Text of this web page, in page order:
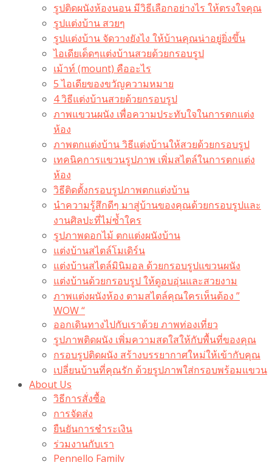
รูปติดผนังห้องนอน มีวิธีเลือกอย่างไร ให้ตรงใจคุณ
รูปแต่งบ้าน สวยๆ
รูปแต่งบ้าน จัดวางยังไง ให้บ้านคุณน่าอยู่ยิ่งขึ้น
ไอเดียเด็ดๆแต่งบ้านสวยด้วยกรอบรูป
เม้าท์ (mount) คืออะไร​
5 ไอเดียของขวัญความหมาย
4 วิธีแต่งบ้านสวยด้วยกรอบรูป
ภาพแขวนผนัง เพื่อความประทับใจในการตกแต่ง
ห้อง
ภาพตกแต่งบ้าน วิธีแต่งบ้านให้สวยด้วยกรอบรูป
เทคนิคการแขวนรูปภาพ เพิ่มสไตล์ในการตกแต่ง
ห้อง
วิธีติดตั้งกรอบรูปภาพตกแต่งบ้าน
นำความรู้สึกดีๆ มาสู่บ้านของคุณด้วยกรอบรูปและ
งานศิลปะที่ไม่ซ้ำใคร
รูปภาพดอกไม้ ตกแต่งผนังบ้าน
แต่งบ้านสไตล์โมเดิร์น
แต่งบ้านสไตล์มินิมอล ด้วยกรอบรูปแขวนผนัง
แต่งบ้านด้วยกรอบรูป ให้ดูอบอุ่นและสวยงาม
ภาพแต่งผนังห้อง ตามสไตล์คุณใครเห็นต้อง ”
WOW “
ออกเดินทางไปกับเราด้วย ภาพท่องเที่ยว
รูปภาพติดผนัง เพิ่มความสดใสให้กับพื้นที่ของคุณ
กรอบรูปติดผนัง สร้างบรรยากาศใหม่ให้เข้ากับคุณ
เปลี่ยนบ้านที่คุณรัก ด้วยรูปภาพใส่กรอบพร้อมแขวน​
About Us
วิธีการสั่งซื้อ
การจัดส่ง
ยืนยันการชำระเงิน
ร่วมงานกับเรา
Pennello Family